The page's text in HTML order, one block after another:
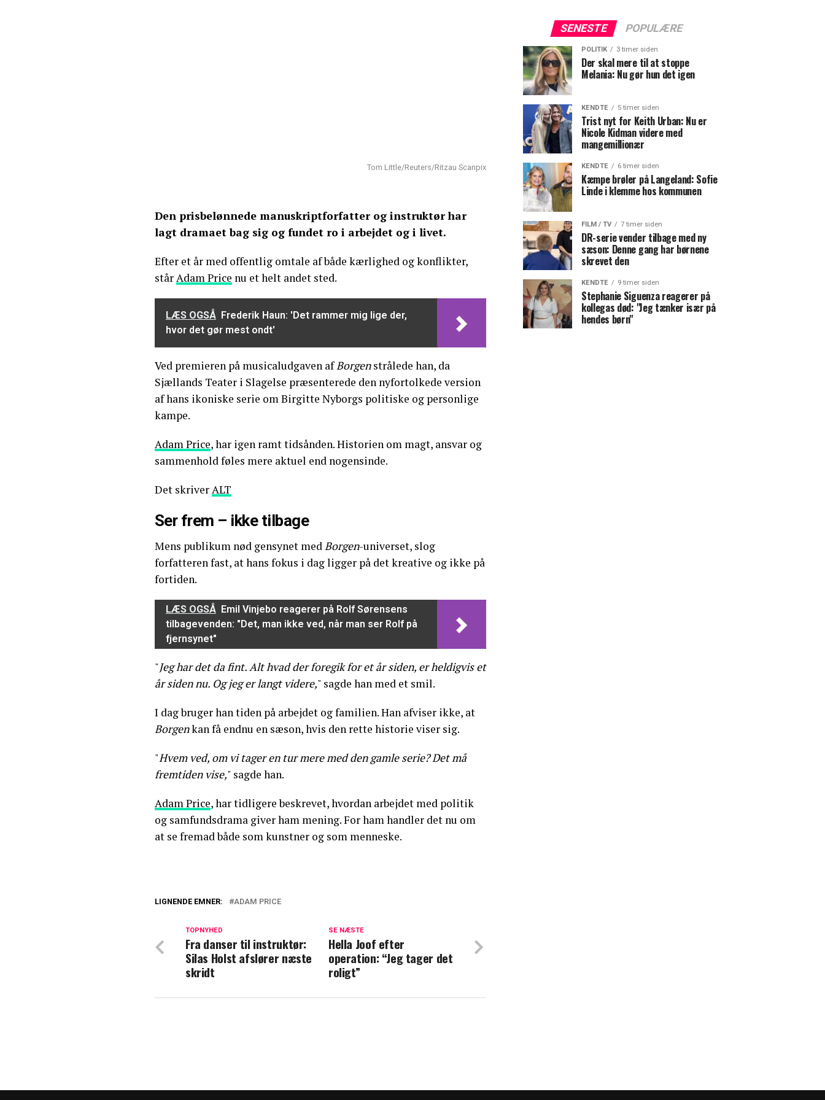
Tom Little/Reuters/Ritzau Scanpix
Den prisbelønnede manuskriptforfatter og instruktør har
lagt dramaet bag sig og fundet ro i arbejdet og i livet.
Efter et år med offentlig omtale af både kærlighed og konflikter,
stårAdam Price nu et helt andet sted.
LÆS OGSÅ Frederik Haun: 'Det rammer mig lige der,
hvor det gør mest ondt'
Ved premieren på musicaludgaven afBorgenstrålede han, da
Sjællands Teater i Slagelse præsenterede den nyfortolkede version
af hans ikoniske serie om Birgitte Nyborgs politiske og personlige
kampe.
Adam Price, har igen ramt tidsånden. Historien om magt, ansvar og
sammenhold føles mere aktuel end nogensinde.
Det skriverALT
Ser frem – ikke tilbage
Mens publikum nød gensynet medBorgen-universet, slog
forfatteren fast, at hans fokus i dag ligger på det kreative og ikke på
fortiden.
LÆS OGSÅ Emil Vinjebo reagerer på Rolf Sørensens
tilbagevenden: "Det, man ikke ved, når man ser Rolf på
fjernsynet"
"Jeg har det da fint. Alt hvad der foregik for et år siden, er heldigvis et
år siden nu. Og jeg er langt videre," sagde han med et smil.
I dag bruger han tiden på arbejdet og familien. Han afviser ikke, at
Borgenkan få endnu en sæson, hvis den rette historie viser sig.
"Hvem ved, om vi tager en tur mere med den gamle serie? Det må
fremtiden vise," sagde han.
Adam Price, har tidligere beskrevet, hvordan arbejdet med politik
og samfundsdrama giver ham mening. For ham handler det nu om
at se fremad både som kunstner og som menneske.
stopper samarbejdet
Adam Price bryder tavsheden: Der var utroskab
LIGNENDE EMNER: ADAM PRICE
SE NÆSTE
Hella Joof efter
operation: “Jeg tager det
roligt”
TOPNYHED
Fra danser til instruktør:
Silas Holst afslører næste
skridt
SENESTE POPULÆRE
POLITIK 3 timer siden
Der skal mere til at stoppe
Melania: Nu gør hun det igen
KENDTE 5 timer siden
Trist nyt for Keith Urban: Nu er
Nicole Kidman videre med
mangemillionær
KENDTE 6 timer siden
Kæmpe brøler på Langeland: Sofie
Linde i klemme hos kommunen
FILM / TV 7 timer siden
DR-serie vender tilbage med ny
sæson: Denne gang har børnene
skrevet den
KENDTE 9 timer siden
Stephanie Siguenza reagerer på
kollegas død: "Jeg tænker især på
hendes børn"